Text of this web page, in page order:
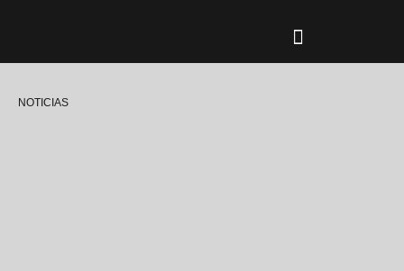
NOTICIAS